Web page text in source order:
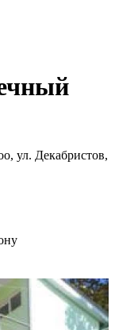
ул. Декабристов,